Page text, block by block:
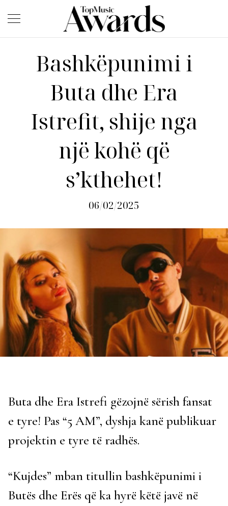
Bashkëpunimi i
Buta dhe Era
Istrefit, shije nga
një kohë që
s’kthehet!
06/02/2025
Buta dhe Era Istrefi gëzojnë sërish fansat
e tyre! Pas “5 AM”, dyshja kanë publikuar
projektin e tyre të radhës.
“Kujdes” mban titullin bashkëpunimi i
Butës dhe Erës që ka hyrë këtë javë në